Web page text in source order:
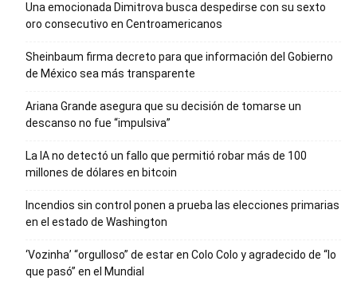
Una emocionada Dimitrova busca despedirse con su sexto
oro consecutivo en Centroamericanos
Sheinbaum firma decreto para que información del Gobierno
de México sea más transparente
Ariana Grande asegura que su decisión de tomarse un
descanso no fue “impulsiva”
La IA no detectó un fallo que permitió robar más de 100
millones de dólares en bitcoin
Incendios sin control ponen a prueba las elecciones primarias
en el estado de Washington
‘Vozinha’ “orgulloso” de estar en Colo Colo y agradecido de “lo
que pasó” en el Mundial